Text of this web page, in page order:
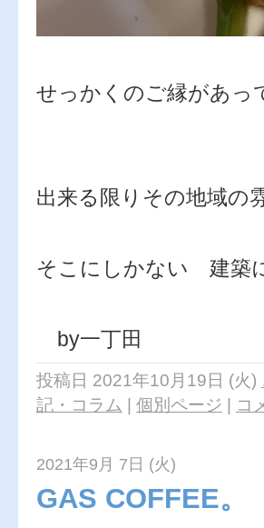
せっかくのご縁があっ
出来る限りその地域の
そこにしかない 建築
by一丁田
投稿日 2021年10月19日 (火)
記・コラム | 個別ページ | コ
2021年9月 7日 (火)
GAS COFFEE。